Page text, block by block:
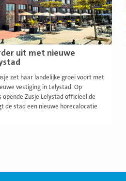
uit met nieuwe
zet haar landelijke groei voort met
vestiging in Lelystad. Op
opende Zusje Lelystad officieel de
de stad een nieuwe horecalocatie